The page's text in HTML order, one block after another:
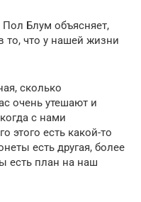
Блум объясняет,
то, что у нашей жизни
сколько
очень утешают и
с нами
этого есть какой-то
есть другая, более
есть план на наш